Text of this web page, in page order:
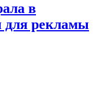
в
для рекламы